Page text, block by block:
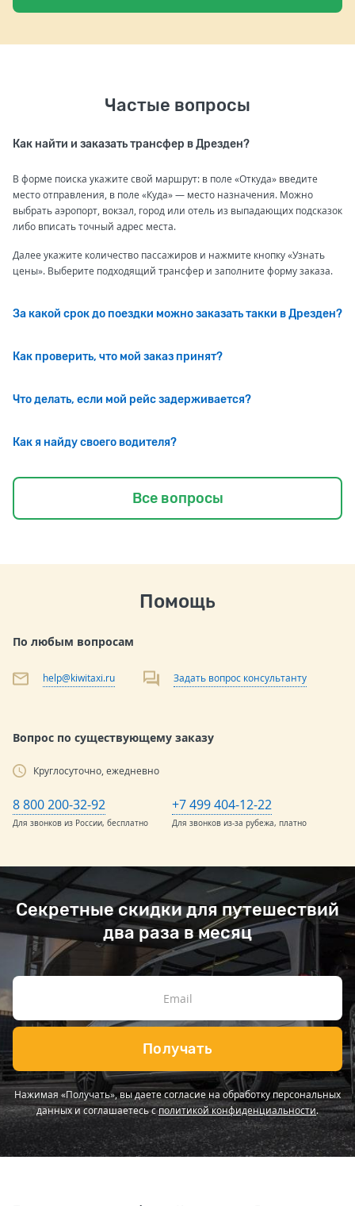
Частые вопросы
Как найти и заказать трансфер в Дрезден?
В форме поиска укажите свой маршрут: в поле «Откуда» введите
место отправления, в поле «Куда» — место назначения. Можно
выбрать аэропорт, вокзал, город или отель из выпадающих подсказок
либо вписать точный адрес места.
Далее укажите количество пассажиров и нажмите кнопку «Узнать
цены». Выберите подходящий трансфер и заполните форму заказа.
За какой срок до поездки можно заказать такки в Дрезден?
Как проверить, что мой заказ принят?
Что делать, если мой рейс задерживается?
Как я найду своего водителя?
Все вопросы
Помощь
По любым вопросам
help@kiwitaxi.ru Задать вопрос консультанту
Вопрос по существующему заказу
Круглосуточно, ежедневно
8 800 200-32-92
Для звонков из России, бесплатно
+7 499 404-12-22
Для звонков из-за рубежа, платно
Секретные скидки для путешествий
два раза в месяц
Получать
Нажимая «Получать», вы даете согласие на обработку персональных
данных и соглашаетесь сполитикой конфиденциальности.